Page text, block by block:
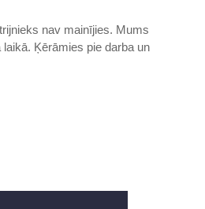
nav mainījies. Mums
Ķērāmies pie darba un